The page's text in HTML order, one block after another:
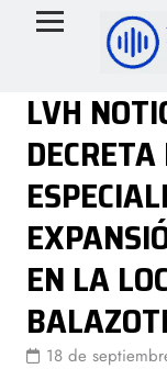
LVH
EN LA
18 de